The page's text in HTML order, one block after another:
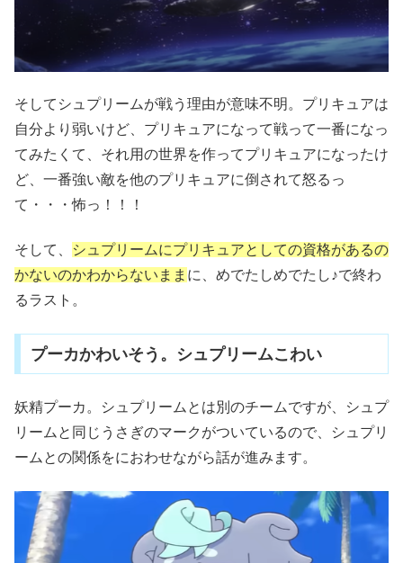
そしてシュプリームが戦う理由が意味不明。プリキュアは
自分より弱いけど、プリキュアになって戦って一番になっ
てみたくて、それ用の世界を作ってプリキュアになったけ
ど、一番強い敵を他のプリキュアに倒されて怒るっ
て・・・怖っ！！！
そして、
シュプリームにプリキュアとしての資格があるの
かないのかわからないまま に、めでたしめでたし♪で終わ
るラスト。
プーカかわいそう。シュプリームこわい
妖精プーカ。シュプリームとは別のチームですが、シュプ
リームと同じうさぎのマークがついているので、シュプリ
ームとの関係をにおわせながら話が進みます。